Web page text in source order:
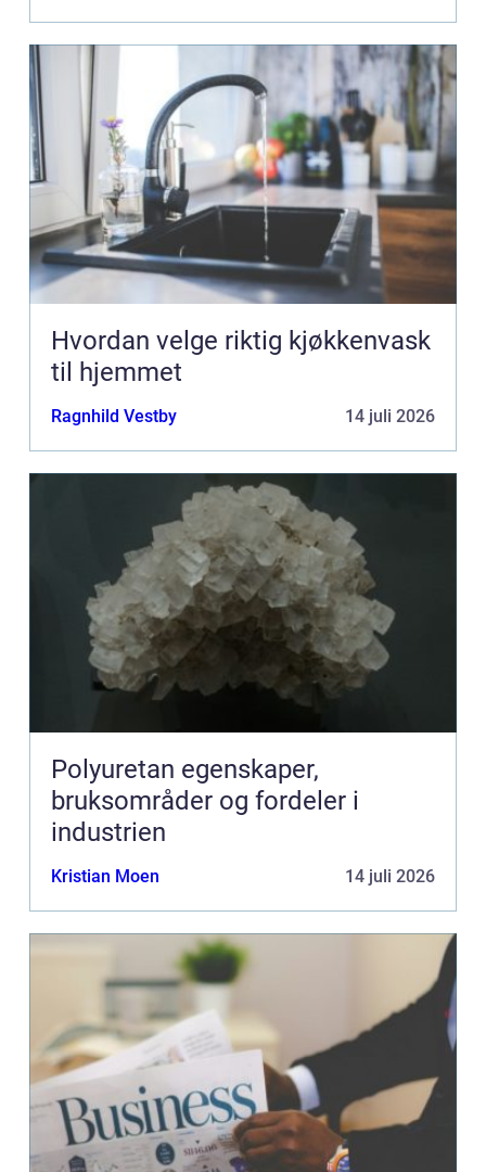
Hvordan velge riktig kjøkkenvask
til hjemmet
Ragnhild Vestby 14 juli 2026
Polyuretan egenskaper,
bruksområder og fordeler i
industrien
Kristian Moen 14 juli 2026